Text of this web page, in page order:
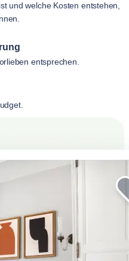
und welche Kosten entstehen,
entsprechen.